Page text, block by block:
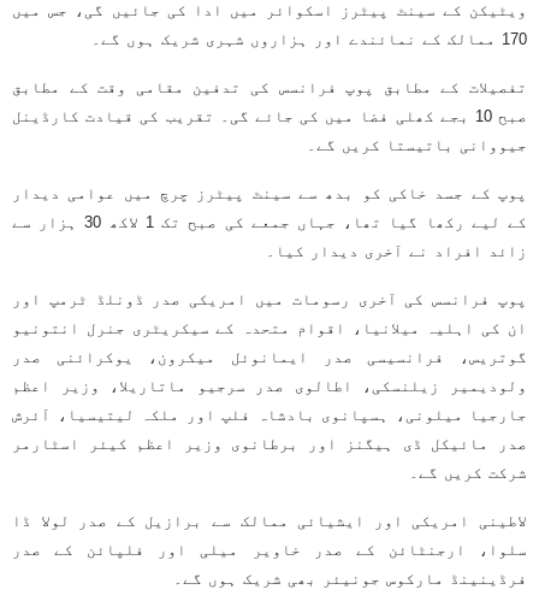
ویٹیکن کے سینٹ پیٹرز اسکوائر میں ادا کی جائیں گی، جس میں
170 ممالک کے نمائندے اور ہزاروں شہری شریک ہوں گے۔
تفصیلات کے مطابق پوپ فرانسس کی تدفین مقامی وقت کے مطابق
صبح 10 بجے کھلی فضا میں کی جائے گی۔ تقریب کی قیادت کارڈینل
جیووانی باتیستا کریں گے۔
پوپ کے جسد خاکی کو بدھ سے سینٹ پیٹرز چرچ میں عوامی دیدار
کے لیے رکھا گیا تھا، جہاں جمعے کی صبح تک 1 لاکھ 30 ہزار سے
زائد افراد نے آخری دیدار کیا۔
پوپ فرانسس کی آخری رسومات میں امریکی صدر ڈونلڈ ٹرمپ اور
ان کی اہلیہ میلانیا، اقوام متحدہ کے سیکریٹری جنرل انتونیو
گوتریس، فرانسیسی صدر ایمانوئل میکرون، یوکرائنی صدر
ولودیمیر زیلنسکی، اطالوی صدر سرجیو ماتاریلا، وزیر اعظم
جارجیا میلونی، ہسپانوی بادشاہ فلپ اور ملکہ لیتیسیا، آئرش
صدر مائیکل ڈی ہیگنز اور برطانوی وزیر اعظم کیئر اسٹارمر
شرکت کریں گے۔
لاطینی امریکی اور ایشیائی ممالک سے برازیل کے صدر لولا ڈا
سلوا، ارجنٹائن کے صدر خاویر میلی اور فلپائن کے صدر
فرڈینینڈ مارکوس جونیئر بھی شریک ہوں گے۔